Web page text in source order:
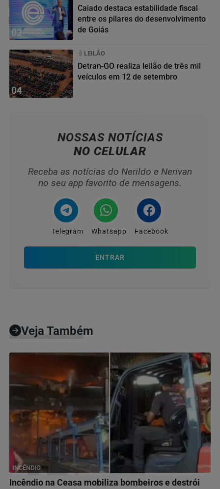
03
Caiado destaca estabilidade fiscal
entre os pilares do desenvolvimento
de Goiás
04
LEILÃO
Detran-GO realiza leilão de três mil
veículos em 12 de setembro
NOSSAS NOTÍCIAS
NO CELULAR
Receba as notícias do Nerildo e Nerivan
no seu app favorito de mensagens.
Telegram Whatsapp Facebook
ENTRAR
Veja Também
INCÊNDIO
Incêndio na Ceasa mobiliza bombeiros e destrói